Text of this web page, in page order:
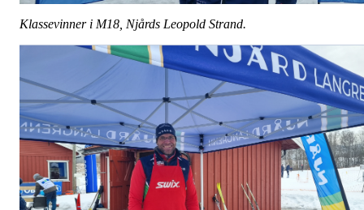
Klassevinner i M18, Njårds Leopold Strand.